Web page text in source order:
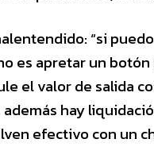
“si
es apretar un
el valor de salida
hay
efectivo con un